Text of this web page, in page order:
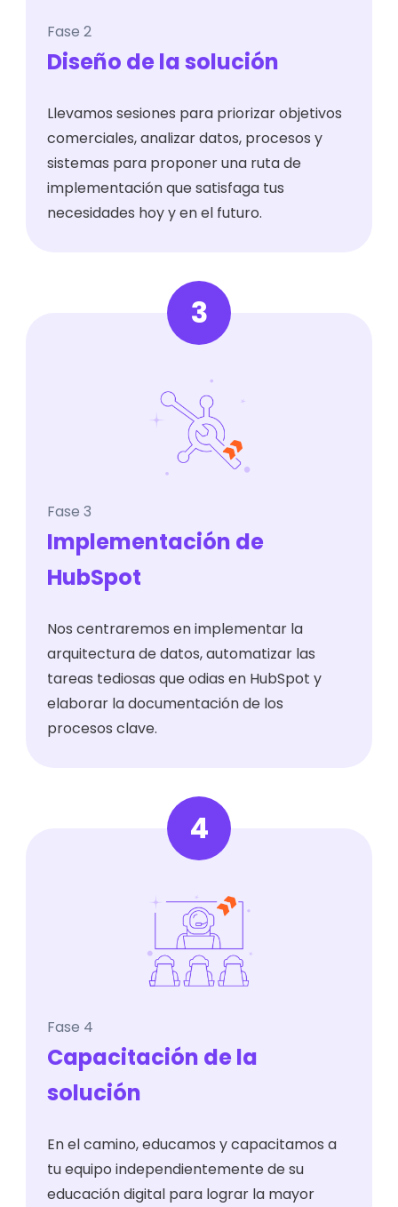
Fase 2
Diseño de la solución
Llevamos sesiones para priorizar objetivos
comerciales, analizar datos, procesos y
sistemas para proponer una ruta de
implementación que satisfaga tus
necesidades hoy y en el futuro.
Fase 3
Implementación de
HubSpot
Nos centraremos en implementar la
arquitectura de datos, automatizar las
tareas tediosas que odias en HubSpot y
elaborar la documentación de los
procesos clave.
3
Fase 4
Capacitación de la
solución
En el camino, educamos y capacitamos a
tu equipo independientemente de su
educación digital para lograr la mayor
4